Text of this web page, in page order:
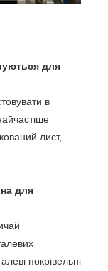
для
в
лист,
для
покрівельні